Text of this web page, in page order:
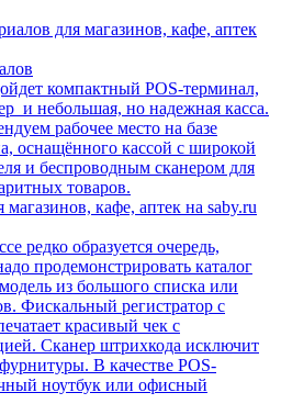
компактный POS-терминал,
и небольшая, но надежная касса.
рабочее место на базе
оснащённого кассой с широкой
и беспроводным сканером для
товаров.
редко образуется очередь,
продемонстрировать каталог
из большого списка или
Фискальный регистратор с
красивый чек с
Сканер штрихкода исключит
В качестве POS-
ноутбук или офисный